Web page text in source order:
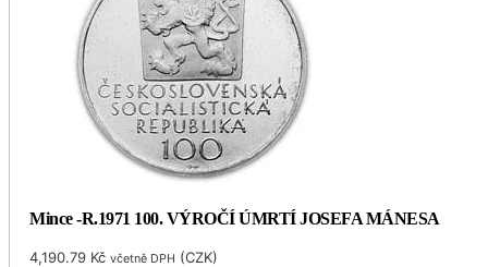
Mince -R.1971 100. VÝROČÍ ÚMRTÍ JOSEFA MÁNESA
4,190.79 Kč včetně DPH (CZK)